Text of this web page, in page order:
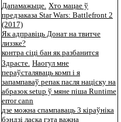
Дапамажыце. Хто мацае ў
предзаказа Star Wars: Battlefront 2
(2017)
Як адправіць Донат на твитче
лиззке?
контра сіці бан як разбанится
Здрасте. Наогул мне
пераўсталяваць комп і я
запампаваў репак пасля націску на
абразок setup ў мяне піша Runtime
error cann
дзе можна спампаваць 3 кіраўніка
бэндзі ласка гэта важна